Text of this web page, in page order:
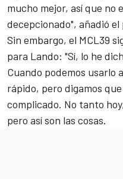
mucho mejor, así que no
decepcionado", añadió
Sin embargo, el MCL39
para Lando: "Sí, lo he
Cuando podemos usarlo
rápido, pero digamos
complicado. No tanto
pero así son las cosas.